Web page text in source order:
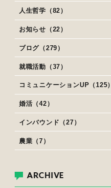
人生哲学（82）
お知らせ（22）
ブログ（279）
就職活動（37）
コミュニケーションUP（125）
婚活（42）
インバウンド（27）
農業（7）
ARCHIVE